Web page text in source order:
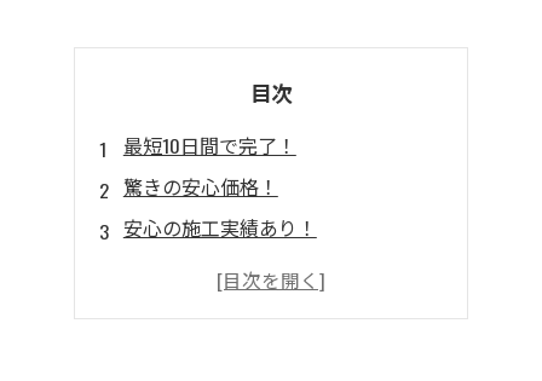
目次
最短10日間で完了！
驚きの安心価格！
安心の施工実績あり！
専門知識豊富なスタッフが対応！